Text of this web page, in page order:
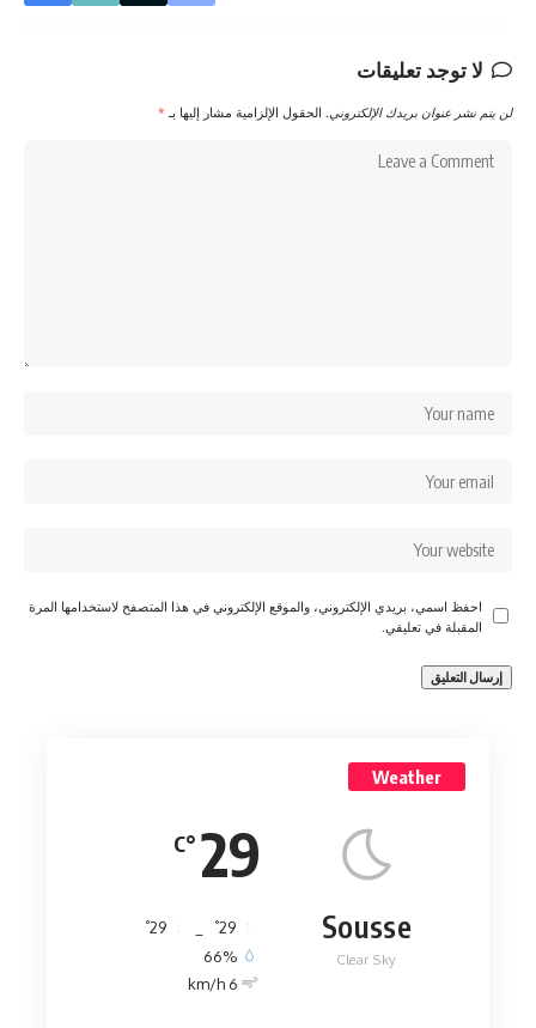
لا توجد تعليقات
لن يتم نشر عنوان بريدك الإلكتروني. الحقول الإلزامية مشار إليها بـ *
احفظ اسمي، بريدي الإلكتروني، والموقع الإلكتروني في هذا المتصفح لاستخدامها المرة
المقبلة في تعليقي.
Weather
29
°C
Sousse
Clear Sky
29
°
29
°
66%
6 km/h